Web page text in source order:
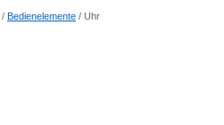
/ Bedienelemente / Uhr